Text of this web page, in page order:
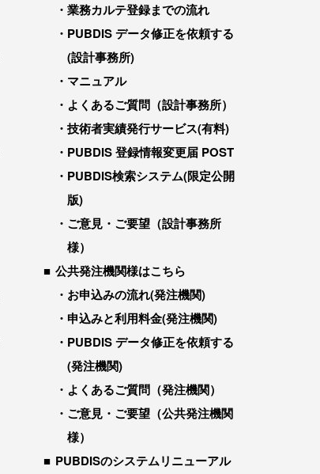
業務カルテ登録までの流れ
PUBDIS データ修正を依頼する
(設計事務所)
マニュアル
よくあるご質問（設計事務所）
技術者実績発行サービス(有料)
PUBDIS 登録情報変更届 POST
PUBDIS検索システム(限定公開
版)
ご意見・ご要望（設計事務所
様）
公共発注機関様はこちら
お申込みの流れ(発注機関)
申込みと利用料金(発注機関)
PUBDIS データ修正を依頼する
(発注機関)
よくあるご質問（発注機関）
ご意見・ご要望（公共発注機関
様）
PUBDISのシステムリニューアル